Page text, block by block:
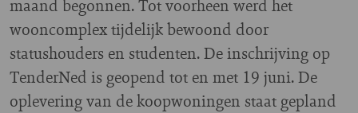
maand begonnen. Tot voorheen werd het
wooncomplex tijdelijk bewoond door
statushouders en studenten. De inschrijving op
TenderNed is geopend tot en met 19 juni. De
oplevering van de koopwoningen staat gepland